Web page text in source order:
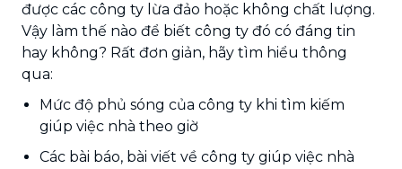
được các công ty lừa đảo hoặc không chất lượng.
Vậy làm thế nào để biết công ty đó có đáng tin
hay không? Rất đơn giản, hãy tìm hiểu thông
qua:
Mức độ phủ sóng của công ty khi tìm kiếm
giúp việc nhà theo giờ
Các bài báo, bài viết về công ty giúp việc nhà